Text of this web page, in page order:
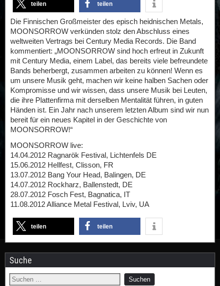
teilen teilen
Die Finnischen Großmeister des episch heidnischen Metals,
MOONSORROW verkünden stolz den Abschluss eines
weltweiten Vertrags bei Century Media Records. Die Band
kommentiert: „MOONSORROW sind hoch erfreut in Zukunft
mit Century Media, einem Label, das bereits viele befreundete
Bands beherbergt, zusammen arbeiten zu können! Wenn es
um unsere Musik geht, machen wir keine halben Sachen oder
Kompromisse und wir wissen, dass unsere Musik bei Leuten,
die ihre Plattenfirma mit derselben Mentalität führen, in guten
Händen ist. Ein Jahr nach unserem letzten Album sind wir nun
bereit für ein neues Kapitel in der Geschichte von
MOONSORROW!“
MOONSORROW live:
14.04.2012 Ragnarök Festival, Lichtenfels DE
15.06.2012 Hellfest, Clisson, FR
13.07.2012 Bang Your Head, Balingen, DE
14.07.2012 Rockharz, Ballenstedt, DE
28.07.2012 Fosch Fest, Bagnatica, IT
11.08.2012 Alliance Metal Festival, Lviv, UA
teilen teilen
Suche